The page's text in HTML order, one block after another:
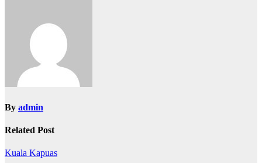
i
p
s
By admin
Related Post
Kuala Kapuas